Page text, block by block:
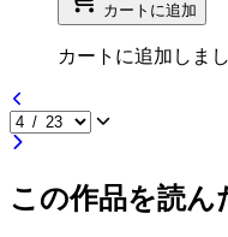
カートに追加
カートに追加しま
この作品を読